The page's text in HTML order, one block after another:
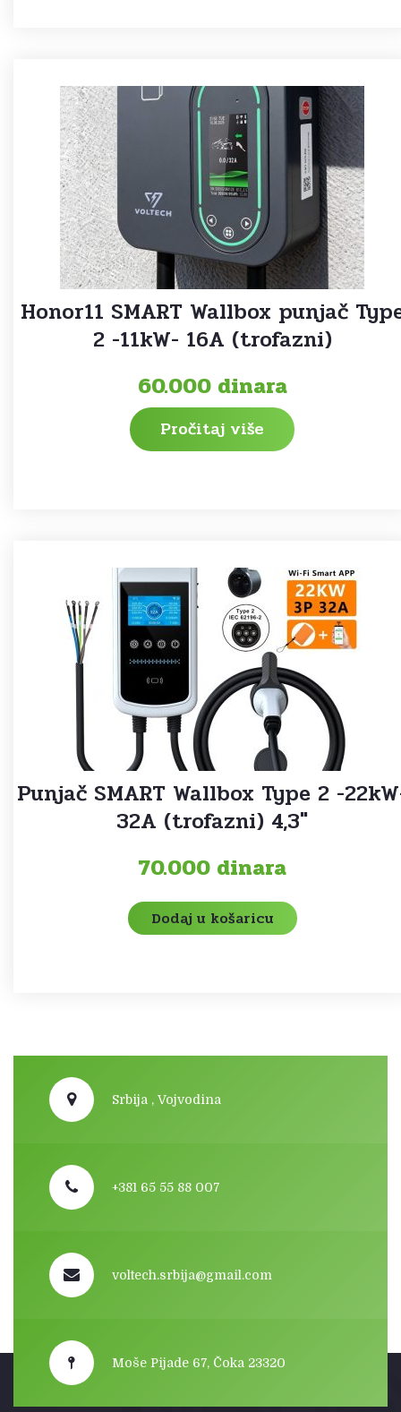
Honor11 SMART Wallbox punjač
2 -11kW- 16A (trofazni)
60.000 dinara
Pročitaj više
Punjač SMART Wallbox Type 2 -
32A (trofazni) 4,3″
70.000 dinara
Dodaj u košaricu
Srbija , Vojvodina
+381 65 55 88 007
voltech.srbija@gmail.com
Moše Pijade 67, Čoka 23320